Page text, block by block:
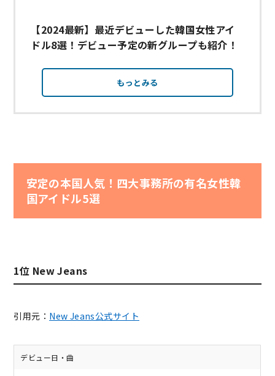
【2024最新】最近デビューした韓国女性アイ
ドル8選！デビュー予定の新グループも紹介！
もっとみる
安定の本国人気！四大事務所の有名女性韓
国アイドル5選
1位 New Jeans
引用元： New Jeans公式サイト
デビュー日・曲